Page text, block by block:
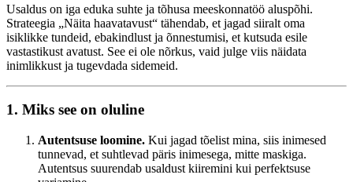
Usaldus on iga eduka suhte ja tõhusa meeskonnatöö aluspõhi.
Strateegia „Näita haavatavust“ tähendab, et jagad siiralt oma
isiklikke tundeid, ebakindlust ja õnnestumisi, et kutsuda esile
vastastikust avatust. See ei ole nõrkus, vaid julge viis näidata
inimlikkust ja tugevdada sidemeid.
1. Miks see on oluline
Autentsuse loomine. Kui jagad tõelist mina, siis inimesed
tunnevad, et suhtlevad päris inimesega, mitte maskiga.
Autentsus suurendab usaldust kiiremini kui perfektsuse